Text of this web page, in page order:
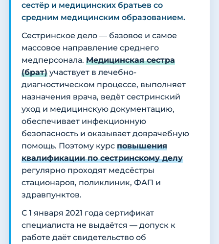
сестёр и медицинских братьев со
средним медицинским образованием.
Сестринское дело — базовое и самое
массовое направление среднего
медперсонала. Медицинская сестра
(брат) участвует в лечебно-
диагностическом процессе, выполняет
назначения врача, ведёт сестринский
уход и медицинскую документацию,
обеспечивает инфекционную
безопасность и оказывает доврачебную
помощь. Поэтому курс повышения
квалификации по сестринскому делу
регулярно проходят медсёстры
стационаров, поликлиник, ФАП и
здравпунктов.
С 1 января 2021 года сертификат
специалиста не выдаётся — допуск к
работе даёт свидетельство об